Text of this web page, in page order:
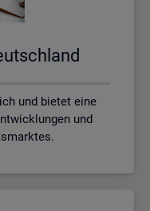
und bietet eine
und